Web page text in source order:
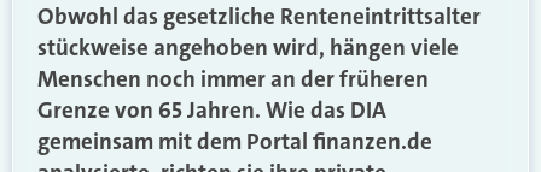
Obwohl das gesetzliche Renteneintrittsalter
stückweise angehoben wird, hängen viele
Menschen noch immer an der früheren
Grenze von 65 Jahren. Wie das DIA
gemeinsam mit dem Portal finanzen.de